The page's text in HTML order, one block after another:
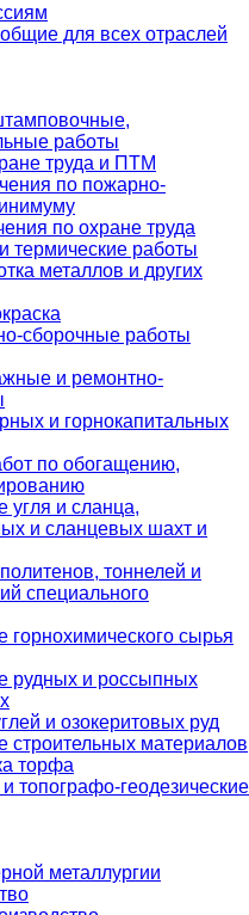
для всех отраслей
работы
труда и ПТМ
по пожарно-
по охране труда
термические работы
металлов и других
сборочные работы
и ремонтно-
и горнокапитальных
по обогащению,
и сланца,
и сланцевых шахт и
тоннелей и
специального
сырья
рудных и россыпных
и озокеритовых руд
материалов
торфа
топографо-геодезические
металлургии